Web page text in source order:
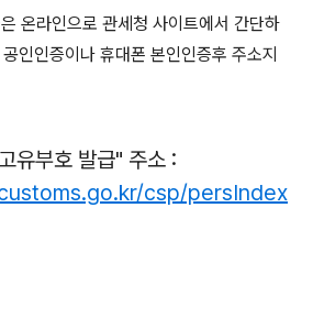
온라인으로 관세청 사이트에서 간단하
인인증이나 휴대폰 본인인증후 주소지
유부호 발급" 주소 :
csp/persIndex